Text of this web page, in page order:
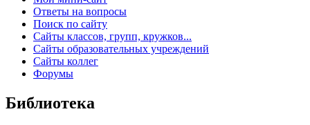
Ответы на вопросы
Поиск по сайту
Сайты классов, групп, кружков...
Сайты образовательных учреждений
Сайты коллег
Форумы
Библиотека